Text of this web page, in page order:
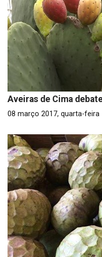
Aveiras de Cima
08 março 2017, quarta-feira